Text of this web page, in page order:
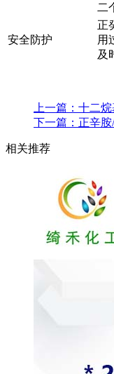
二
安全防护
正
用
及
上一篇： 十二烷
下一篇： 正辛
相关推荐